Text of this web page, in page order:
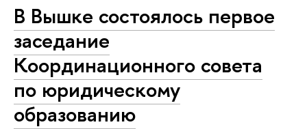
В Вышке состоялось первое
заседание
Координационного совета
по юридическому
образованию